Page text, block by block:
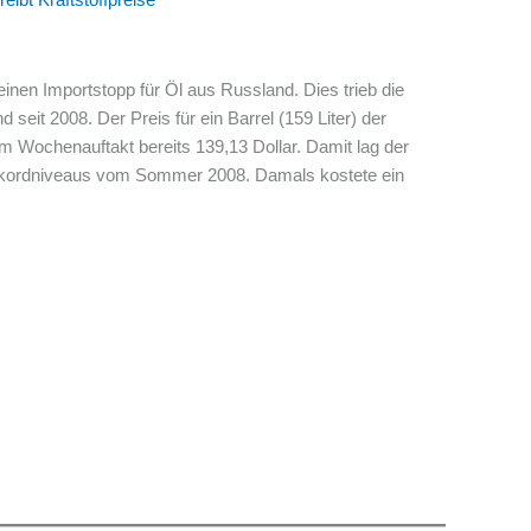
Importstopp für Öl aus Russland. Dies trieb die
seit 2008. Der Preis für ein Barrel (159 Liter) der
Wochenauftakt bereits 139,13 Dollar. Damit lag der
vom Sommer 2008. Damals kostete ein